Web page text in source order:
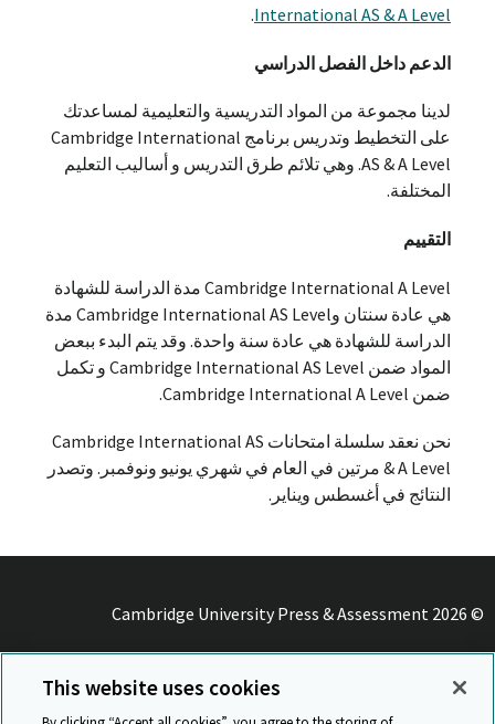
International AS & A Level
.
الدعم داخل الفصل الدراسي
لدينا مجموعة من المواد التدريسية والتعليمية لمساعدتك
على التخطيط وتدريس برنامج Cambridge International
AS & A Level. وهي تلائم طرق التدريس و أساليب التعليم
المختلفة.
التقييم
Cambridge International A Level مدة الدراسة للشهادة
هي عادة سنتان وCambridge International AS Level مدة
الدراسة للشهادة هي عادة سنة واحدة. وقد يتم البدء ببعض
المواد ضمن Cambridge International AS Level و تكمل
ضمن Cambridge International A Level.
نحن نعقد سلسلة امتحانات Cambridge International AS
& A Level مرتين في العام في شهري يونيو ونوفمبر. وتصدر
النتائج في أغسطس ويناير.
© Cambridge University Press & Assessment 2026
شهادة الأيزو 9001
الخصوصية والشؤون القانونيةThis website uses cookies